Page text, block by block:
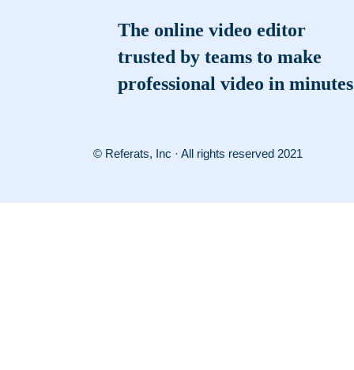
The online video editor
trusted by teams to make
professional video in minutes
© Referats, Inc · All rights reserved 2021